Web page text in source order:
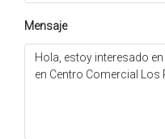
Mensaje